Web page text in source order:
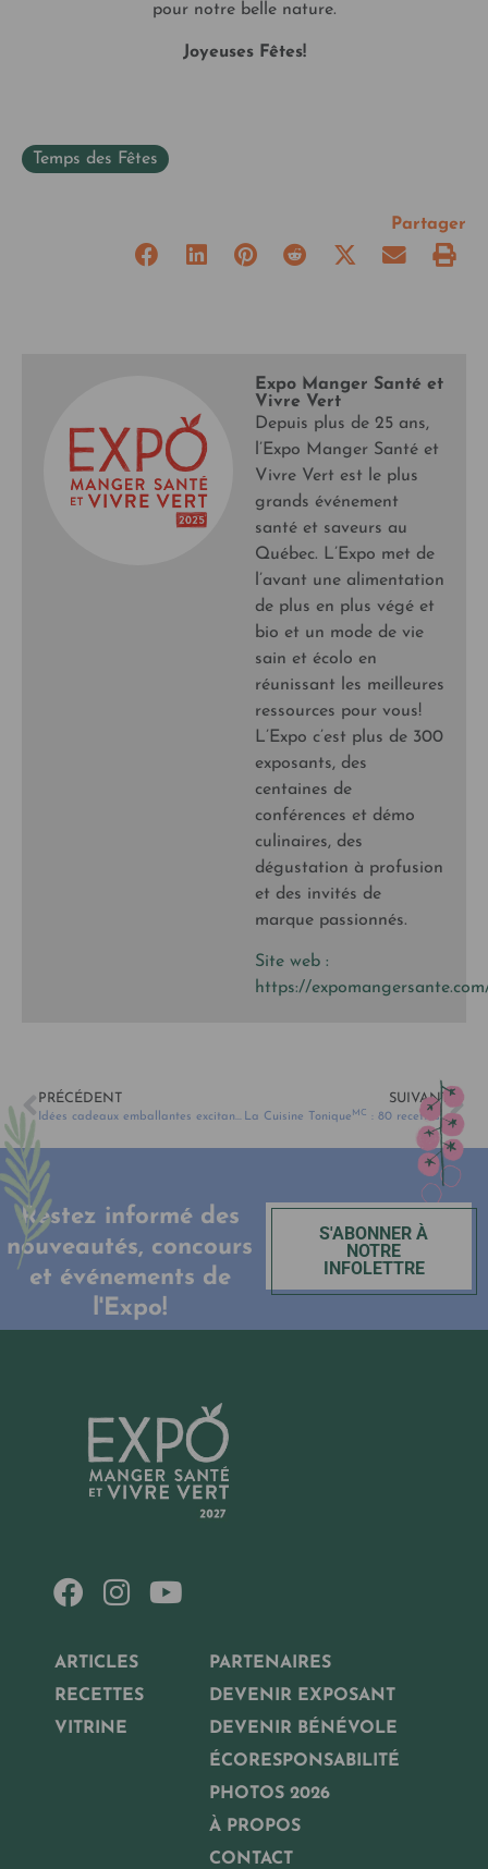
pour notre belle nature.
Joyeuses Fêtes!
Temps des Fêtes
Partager
Expo Manger Santé et
Vivre Vert
Depuis plus de 25 ans,
l’Expo Manger Santé et
Vivre Vert est le plus
grands événement
santé et saveurs au
Québec. L’Expo met de
l’avant une alimentation
de plus en plus végé et
bio et un mode de vie
sain et écolo en
réunissant les meilleures
ressources pour vous!
L’Expo c’est plus de 300
exposants, des
centaines de
conférences et démo
culinaires, des
dégustation à profusion
et des invités de
marque passionnés.
Site web :
https://
PRÉCÉDENT
Idées cadeaux emballantes excitantes à déballer!
SUIVANT
La Cuisine Tonique MC : 80 recettes pour renforcer la santé de son microbiote
Restez informé des
nouveautés, concours
et événements de
l'Expo!
S'ABONNER À
NOTRE
INFOLETTRE
ARTICLES
RECETTES
VITRINE
PARTENAIRES
DEVENIR EXPOSANT
DEVENIR BÉNÉVOLE
ÉCORESPONSABILITÉ
PHOTOS 2026
À PROPOS
CONTACT